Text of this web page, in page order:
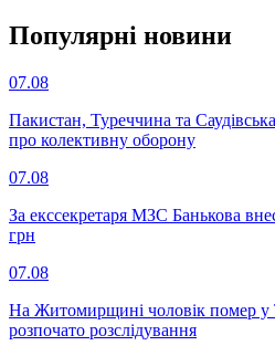
Популярнi новини
07.08
Пакистан, Туреччина та
про колективну оборону
07.08
За екссекретаря МЗС Банькова
грн
07.08
На Житомирщині чоловік помер у
розпочато розслідування